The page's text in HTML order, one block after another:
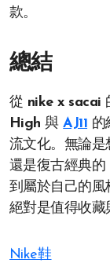
款。
總結
從 nike x sacai
High 與AJ11 的
流文化。無論是
還是復古經典的
到屬於自己的
絕對是值得收藏
Nike鞋